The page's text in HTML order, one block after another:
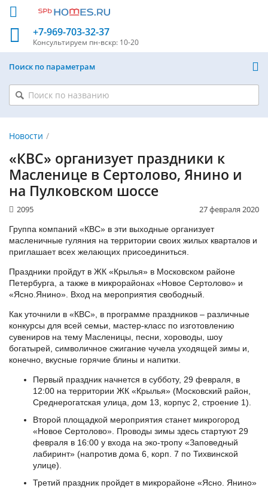
+7-969-703-32-37
Консультируем пн-вскр: 10-20
Поиск по параметрам
Новости
«КВС» организует праздники к
Масленице в Сертолово, Янино и
на Пулковском шоссе
27 февраля 2020
2095
Группа компаний «КВС» в эти выходные организует
масленичные гуляния на территории своих жилых кварталов и
приглашает всех желающих присоединиться.
Праздники пройдут в ЖК «Крылья» в Московском районе
Петербурга, а также в микрорайонах «Новое Сертолово» и
«Ясно.Янино». Вход на мероприятия свободный.
Как уточнили в «КВС», в программе праздников – различные
конкурсы для всей семьи, мастер-класс по изготовлению
сувениров на тему Масленицы, песни, хороводы, шоу
богатырей, символичное сжигание чучела уходящей зимы и,
конечно, вкусные горячие блины и напитки.
Первый праздник начнется в субботу, 29 февраля, в
12:00 на территории ЖК «Крылья» (Московский район,
Среднерогатская улица, дом 13, корпус 2, строение 1).
Второй площадкой мероприятия станет микрогород
«Новое Сертолово». Проводы зимы здесь стартуют 29
февраля в 16:00 у входа на эко-тропу «Заповедный
лабиринт» (напротив дома 6, корп. 7 по Тихвинской
улице).
Третий праздник пройдет в микрорайоне «Ясно. Янино»